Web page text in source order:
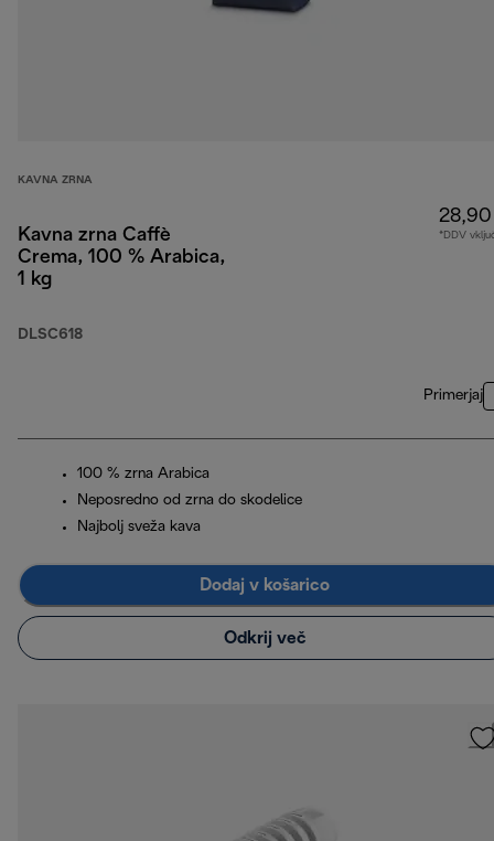
KAVNA ZRNA
Kavna zrna Caffè
Crema, 100 % Arabica,
1 kg
DLSC618
*DDV
Primerjaj
100 % zrna Arabica
Neposredno od zrna do skodelice
Najbolj sveža kava
Dodaj v košarico
Odkrij več